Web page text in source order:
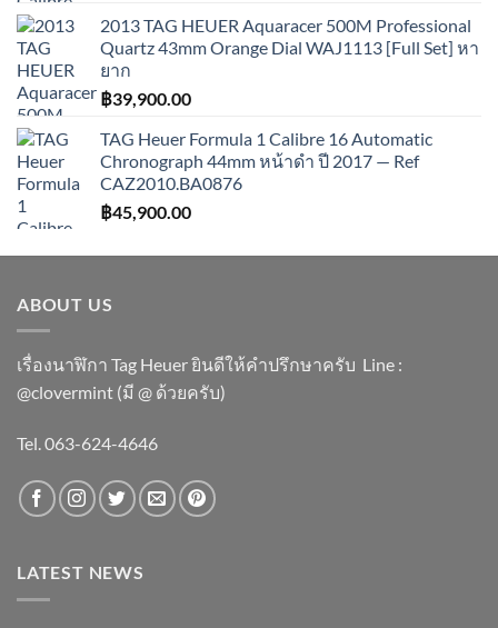
2013 TAG HEUER Aquaracer 500M Professional
Quartz 43mm Orange Dial WAJ1113 [Full Set] หา
ยาก
฿39,900.00
TAG Heuer Formula 1 Calibre 16 Automatic
Chronograph 44mm หน้าดำ ปี 2017 — Ref
CAZ2010.BA0876
฿45,900.00
ABOUT US
เรื่องนาฬิกา Tag Heuer ยินดีให้คำปรึกษาครับ ​Line :
@clovermint (มี @ ด้วยครับ)
Tel. 063-624-4646
LATEST NEWS